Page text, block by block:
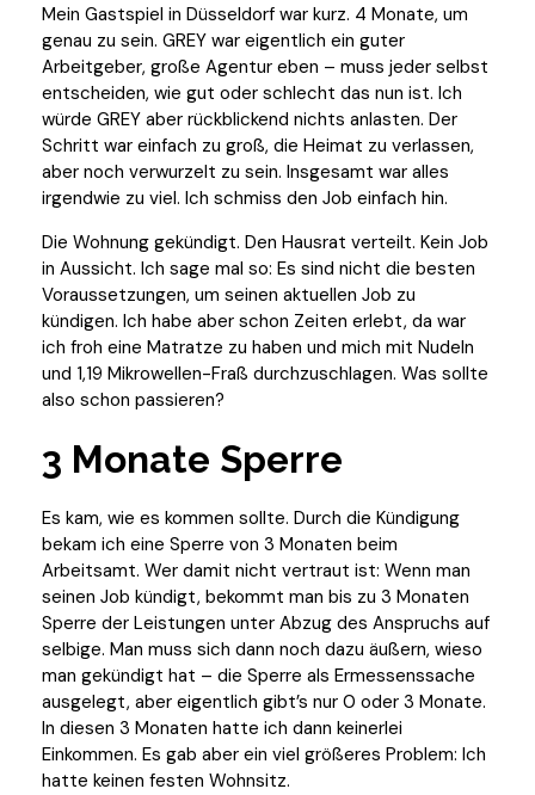
Mein Gastspiel in Düsseldorf war kurz. 4 Monate, um
genau zu sein. GREY war eigentlich ein guter
Arbeitgeber, große Agentur eben – muss jeder selbst
entscheiden, wie gut oder schlecht das nun ist. Ich
würde GREY aber rückblickend nichts anlasten. Der
Schritt war einfach zu groß, die Heimat zu verlassen,
aber noch verwurzelt zu sein. Insgesamt war alles
irgendwie zu viel. Ich schmiss den Job einfach hin.
Die Wohnung gekündigt. Den Hausrat verteilt. Kein Job
in Aussicht. Ich sage mal so: Es sind nicht die besten
Voraussetzungen, um seinen aktuellen Job zu
kündigen. Ich habe aber schon Zeiten erlebt, da war
ich froh eine Matratze zu haben und mich mit Nudeln
und 1,19 Mikrowellen-Fraß durchzuschlagen. Was sollte
also schon passieren?
3 Monate Sperre
Es kam, wie es kommen sollte. Durch die Kündigung
bekam ich eine Sperre von 3 Monaten beim
Arbeitsamt. Wer damit nicht vertraut ist: Wenn man
seinen Job kündigt, bekommt man bis zu 3 Monaten
Sperre der Leistungen unter Abzug des Anspruchs auf
selbige. Man muss sich dann noch dazu äußern, wieso
man gekündigt hat – die Sperre als Ermessenssache
ausgelegt, aber eigentlich gibt’s nur 0 oder 3 Monate.
In diesen 3 Monaten hatte ich dann keinerlei
Einkommen. Es gab aber ein viel größeres Problem: Ich
hatte keinen festen Wohnsitz.